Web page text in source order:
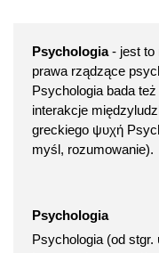
Psychologia- jest to
prawa rządzące
Psychologia bada
interakcje
greckiego ψυχή
myśl, rozumowanie).
Psychologia
Psychologia (od